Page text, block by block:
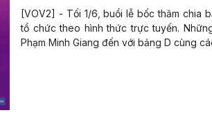
[VOV2] - Tối 1/6, buổi lễ bốc thăm chia
tổ chức theo hình thức trực tuyến.
Phạm Minh Giang đến với bảng D cùng